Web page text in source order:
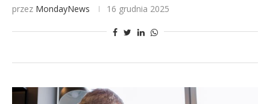
przez MondayNews 16 grudnia 2025